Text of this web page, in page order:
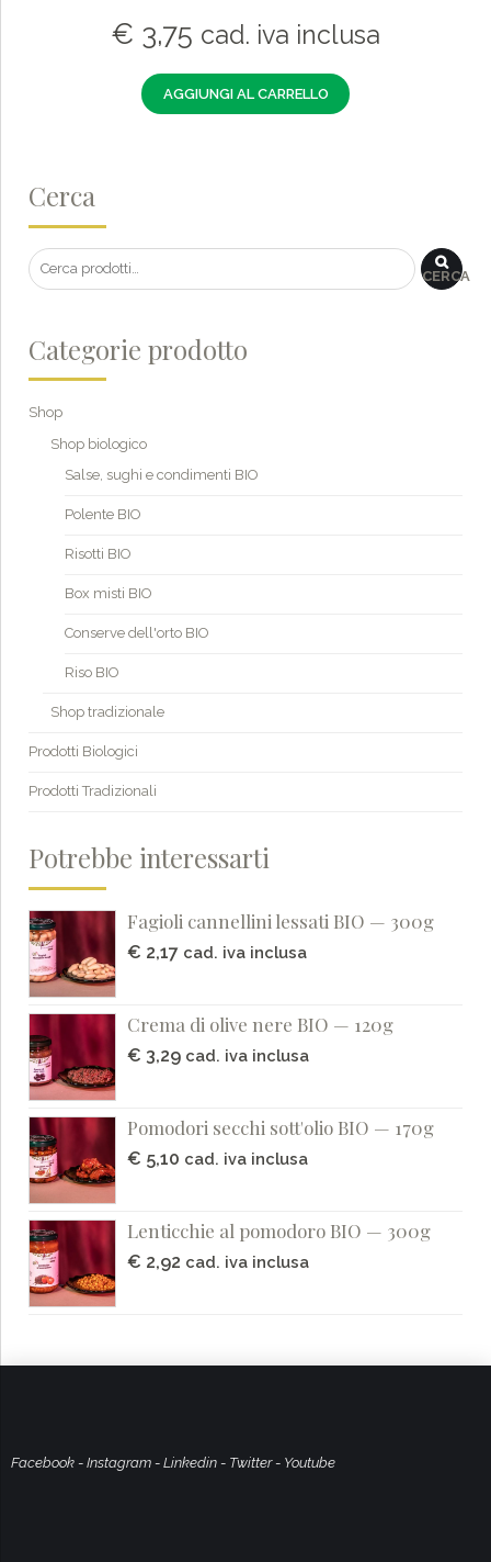
€ 3,75 cad. iva inclusa
AGGIUNGI AL CARRELLO
Cerca
CERCA
Categorie prodotto
Shop
Shop biologico
Salse, sughi e condimenti BIO
Polente BIO
Risotti BIO
Box misti BIO
Conserve dell'orto BIO
Riso BIO
Shop tradizionale
Prodotti Biologici
Prodotti Tradizionali
Potrebbe interessarti
Fagioli cannellini lessati BIO — 300g
€ 2,17 cad. iva inclusa
Crema di olive nere BIO — 120g
€ 3,29 cad. iva inclusa
Pomodori secchi sott'olio BIO — 170g
€ 5,10 cad. iva inclusa
Lenticchie al pomodoro BIO — 300g
€ 2,92 cad. iva inclusa
Facebook - Instagram - Linkedin - Twitter- Youtube